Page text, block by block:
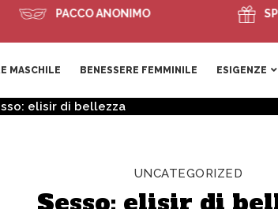
PACCO ANONIMO
MASCHILE BENESSERE FEMMINILE ESIGENZE
elisir di bellezza
UNCATEGORIZED